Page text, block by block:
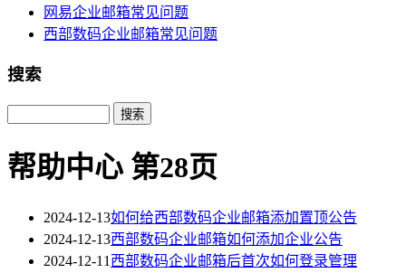
网易企业邮箱常见问题
西部数码企业邮箱常见问题
搜索
Search
帮助中心 第28页
2024-12-13如何给西部数码企业邮箱添加置顶公告
2024-12-13西部数码企业邮箱如何添加企业公告
2024-12-11 西部数码企业邮箱后首次如何登录管理